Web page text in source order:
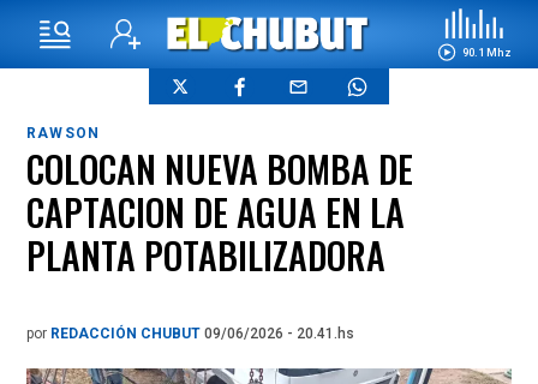
90.1 Mhz
RAWSON
COLOCAN NUEVA BOMBA DE
CAPTACION DE AGUA EN LA
PLANTA POTABILIZADORA
por REDACCIÓN CHUBUT 09/06/2026 - 20.41.hs